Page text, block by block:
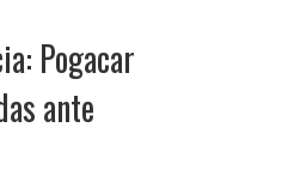
Pogacar
ante